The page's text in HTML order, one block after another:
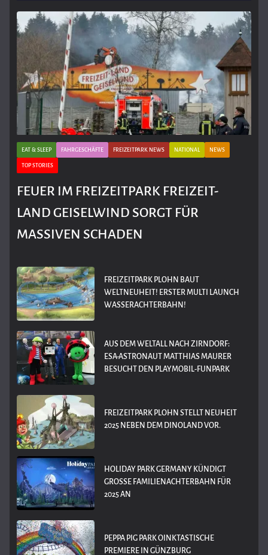
EAT & SLEEP FAHRGESCHÄFTE FREIZEITPARK NEWS NATIONAL NEWS
TOP STORIES
FEUER IM FREIZEITPARK FREIZEIT-
LAND GEISELWIND SORGT FÜR
MASSIVEN SCHADEN
FREIZEITPARK PLOHN BAUT
WELTNEUHEIT! ERSTER MULTI LAUNCH
WASSERACHTERBAHN!
AUS DEM WELTALL NACH ZIRNDORF:
ESA-ASTRONAUT MATTHIAS MAURER
BESUCHT DEN PLAYMOBIL-FUNPARK
FREIZEITPARK PLOHN STELLT NEUHEIT
2025 NEBEN DEM DINOLAND VOR.
HOLIDAY PARK GERMANY KÜNDIGT
GROSSE FAMILIENACHTERBAHN FÜR 2
025 AN
PEPPA PIG PARK OINKTASTISCHE
PREMIERE IN GÜNZBURG